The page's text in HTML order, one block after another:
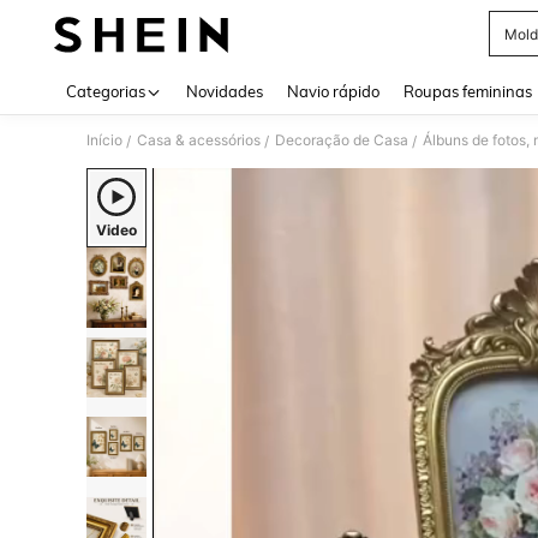
Categorias Novidades Navio rápido Roupas femininas
Início / Casa & acessórios / Decoração de Casa / Álbuns de fotos,
Video